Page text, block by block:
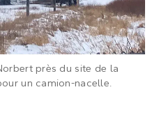
près du site de la
un camion-nacelle.